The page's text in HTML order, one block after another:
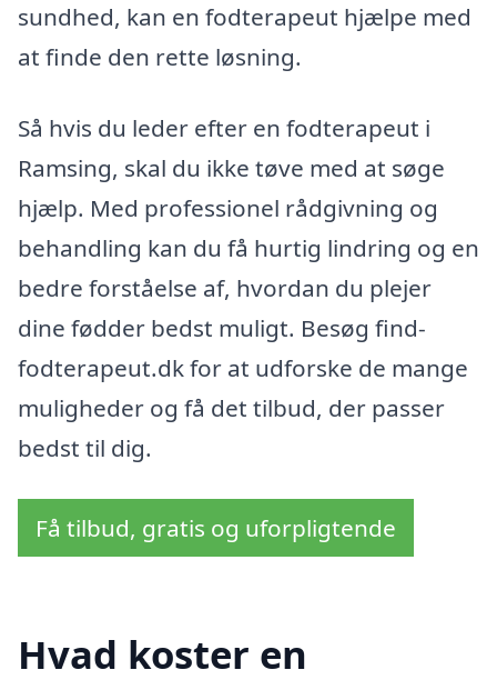
sundhed, kan en fodterapeut hjælpe med
at finde den rette løsning.
Så hvis du leder efter en fodterapeut i
Ramsing, skal du ikke tøve med at søge
hjælp. Med professionel rådgivning og
behandling kan du få hurtig lindring og en
bedre forståelse af, hvordan du plejer
dine fødder bedst muligt. Besøg find-
fodterapeut.dk for at udforske de mange
muligheder og få det tilbud, der passer
bedst til dig.
Få tilbud, gratis og uforpligtende
Hvad koster en